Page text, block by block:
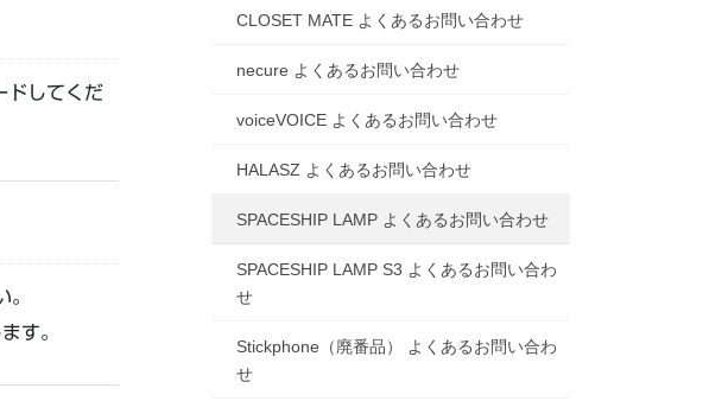
ドしてくだ
す。
CLOSET MATE よくあるお問い合わせ
necure よくあるお問い合わせ
voiceVOICE よくあるお問い合わせ
HALASZ よくあるお問い合わせ
SPACESHIP LAMP よくあるお問い合わせ
SPACESHIP LAMP S3 よくあるお問い合わ
せ
Stickphone（廃番品） よくあるお問い合わ
せ